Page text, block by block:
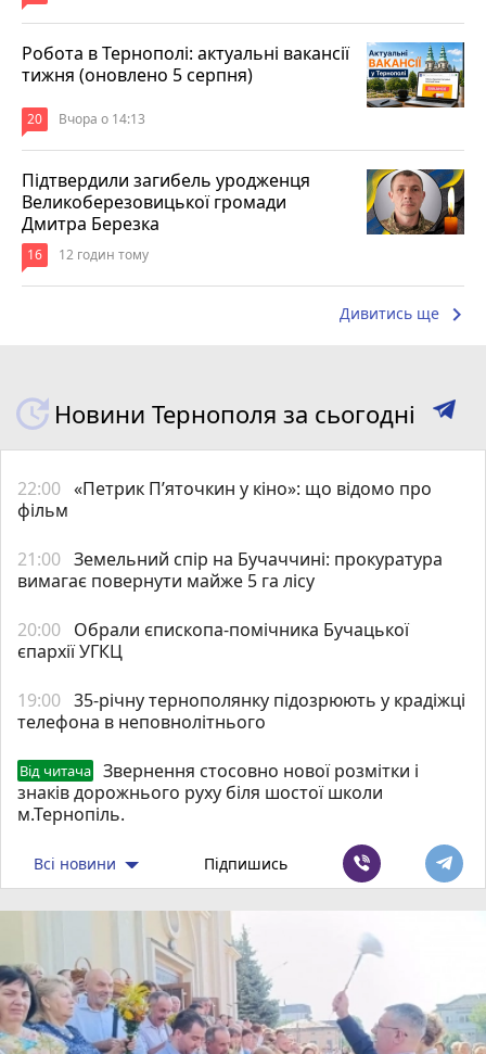
Робота в Тернополі: актуальні вакансії
тижня (оновлено 5 серпня)
20 Вчора о 14:13
Підтвердили загибель уродженця
Великоберезовицької громади
Дмитра Березка
16 12 годин тому
Дивитись ще keyboard_arrow_right
Новини Тернополя за сьогодні
22:00 «Петрик П’яточкин у кіно»: що відомо про
фільм
21:00 Земельний спір на Бучаччині: прокуратура
вимагає повернути майже 5 га лісу
20:00 Обрали єпископа-помічника Бучацької
єпархії УГКЦ
19:00 35-річну тернополянку підозрюють у крадіжці
телефона в неповнолітнього
Від читача
Звернення стосовно нової розмітки і
знаків дорожнього руху біля шостої школи
м.Тернопіль.
Всі новини Підпишись